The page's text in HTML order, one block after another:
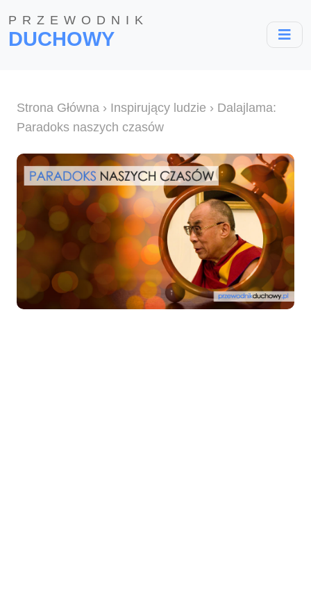
PRZEWODNIK
DUCHOWY
Strona Główna › Inspirujący ludzie › Dalajlama:
Paradoks naszych czasów